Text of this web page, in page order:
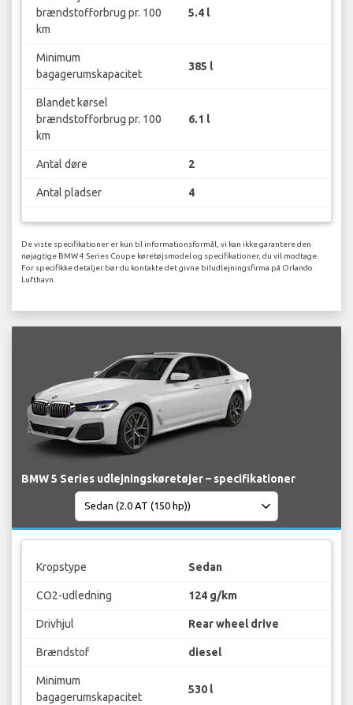
brændstofforbrug pr. 100
km
5.4 l
Minimum
bagagerumskapacitet
385 l
Blandet kørsel
brændstofforbrug pr. 100
km
6.1 l
Antal døre 2
Antal pladser 4
De viste specifikationer er kun til informationsformål, vi kan ikke garantere den
nøjagtige BMW 4 Series Coupe køretøjsmodel og specifikationer, du vil modtage.
For specifikke detaljer bør du kontakte det givne biludlejningsfirma på Orlando
Lufthavn.
BMW 5 Series udlejningskøretøjer – specifikationer
Kropstype Sedan
CO2-udledning 124 g/km
Drivhjul Rear wheel drive
Brændstof diesel
Minimum
bagagerumskapacitet
530 l